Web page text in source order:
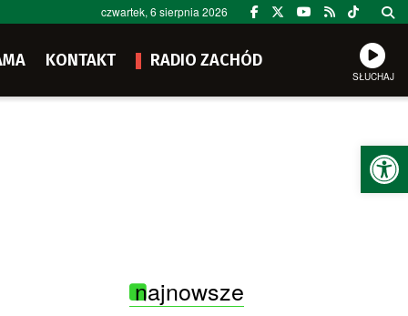
czwartek, 6 sierpnia 2026
KONTAKT RADIO ZACHÓD
SŁUCHAJ
najnowsze